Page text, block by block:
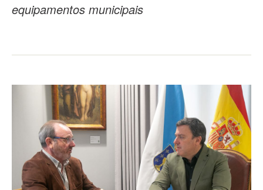
equipamentos municipais